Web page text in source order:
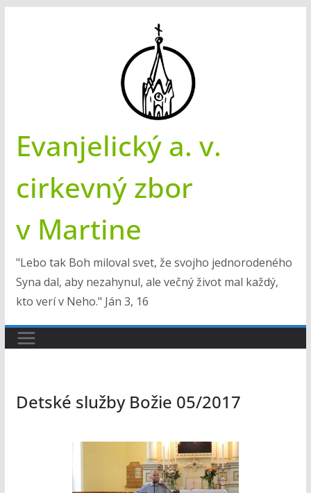
Evanjelický a. v.
cirkevný zbor
v Martine
"Lebo tak Boh miloval svet, že svojho jednorodeného
Syna dal, aby nezahynul, ale večný život mal každý,
kto verí v Neho." Ján 3, 16
Detské služby Božie 05/2017